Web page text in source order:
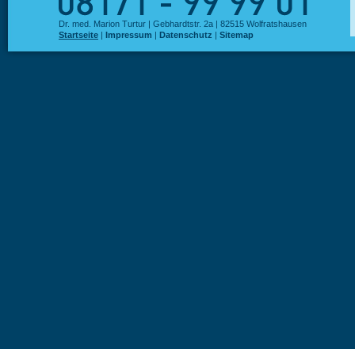
Dr. med. Marion Turtur | Gebhardtstr. 2a | 82515 Wolfratshausen
Startseite | Impressum | Datenschutz | Sitemap